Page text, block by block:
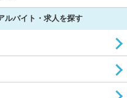
ルバイト・求人を探す